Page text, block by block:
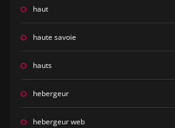
haut
haute savoie
hauts
hebergeur
hebergeur web